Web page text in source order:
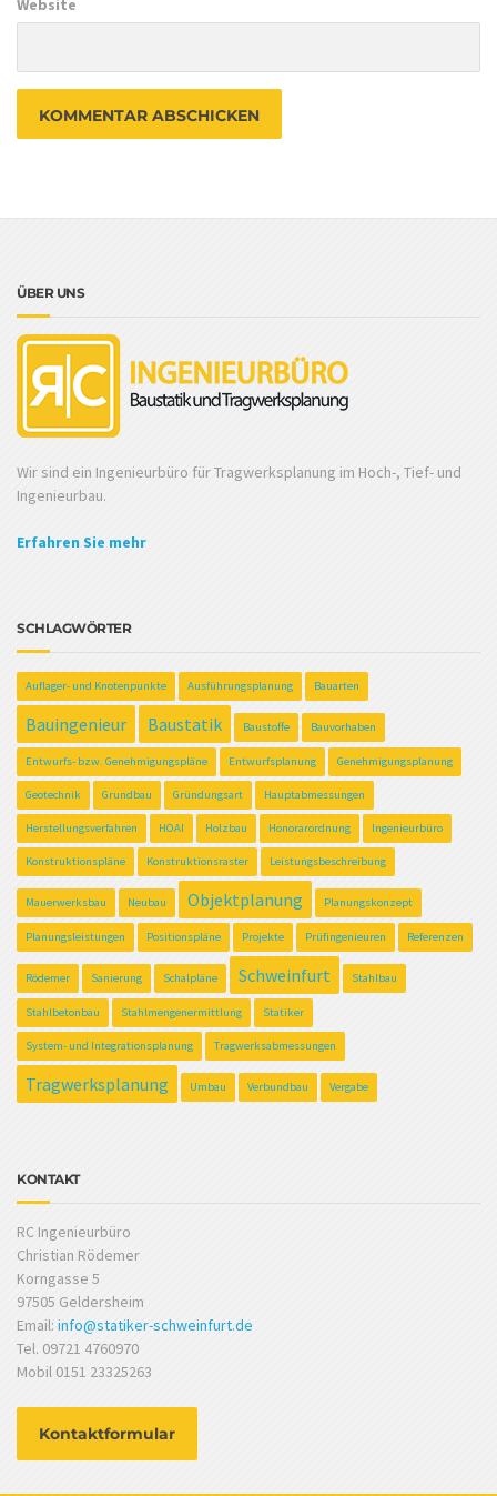
Website
ÜBER UNS
Wir sind ein Ingenieurbüro für Tragwerksplanung im Hoch-, Tief- und
Ingenieurbau.
Erfahren Sie mehr
SCHLAGWÖRTER
Auflager- und Knotenpunkte Ausführungsplanung Bauarten
Bauingenieur Baustatik Baustoffe Bauvorhaben
Entwurfs- bzw. Genehmigungspläne Entwurfsplanung Genehmigungsplanung
Geotechnik Grundbau Gründungsart Hauptabmessungen
Herstellungsverfahren HOAI Holzbau Honorarordnung Ingenieurbüro
Konstruktionspläne Konstruktionsraster Leistungsbeschreibung
Mauerwerksbau Neubau Objektplanung Planungskonzept
Planungsleistungen Positionspläne Projekte Prüfingenieuren Referenzen
Rödemer Sanierung Schalpläne Schweinfurt Stahlbau
Stahlbetonbau Stahlmengenermittlung Statiker
System- und Integrationsplanung Tragwerksabmessungen
Tragwerksplanung Umbau Verbundbau Vergabe
KONTAKT
RC Ingenieurbüro
Christian Rödemer
Korngasse 5
97505 Geldersheim
Email: info@statiker-schweinfurt.de
Tel. 09721 4760970
Mobil 0151 23325263
Kontaktformular